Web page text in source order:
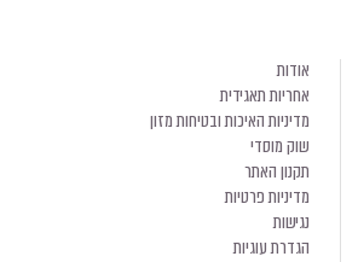
אודות
אחריות תאגידית
מדיניות האיכות ובטיחות מזון
שוק מוסדי
תקנון האתר
מדיניות פרטיות
נגישות
הגדרת עוגיות